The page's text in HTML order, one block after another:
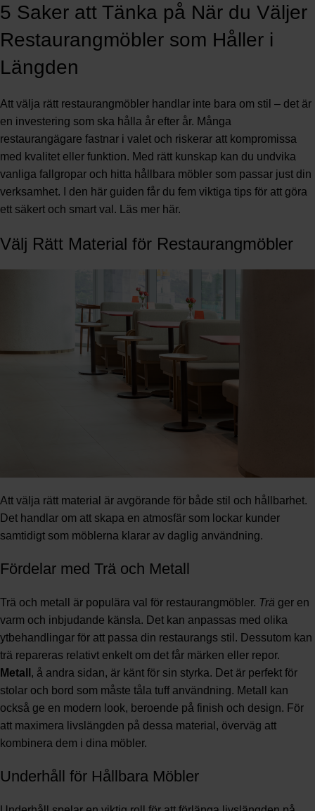
5 Saker att Tänka på När du Väljer
Restaurangmöbler som Håller i
Längden
Att välja rätt restaurangmöbler handlar inte bara om stil – det är
en investering som ska hålla år efter år. Många
restaurangägare fastnar i valet och riskerar att kompromissa
med kvalitet eller funktion. Med rätt kunskap kan du undvika
vanliga fallgropar och hitta hållbara möbler som passar just din
verksamhet. I den här guiden får du fem viktiga tips för att göra
ett säkert och smart val. Läs mer här.
Välj Rätt Material för Restaurangmöbler
Att välja rätt material är avgörande för både stil och hållbarhet.
Det handlar om att skapa en atmosfär som lockar kunder
samtidigt som möblerna klarar av daglig användning.
Fördelar med Trä och Metall
Trä och metall är populära val för restaurangmöbler. Trä ger en
varm och inbjudande känsla. Det kan anpassas med olika
ytbehandlingar för att passa din restaurangs stil. Dessutom kan
trä repareras relativt enkelt om det får märken eller repor.
Metall , å andra sidan, är känt för sin styrka. Det är perfekt för
stolar och bord som måste tåla tuff användning. Metall kan
också ge en modern look, beroende på finish och design. För
att maximera livslängden på dessa material, överväg att
kombinera dem i dina möbler.
Underhåll för Hållbara Möbler